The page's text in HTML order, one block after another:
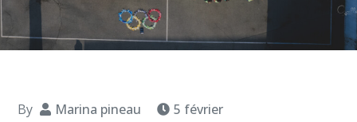
By Marina pineau
5 février